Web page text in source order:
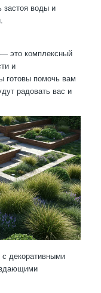
застоя воды и
это комплексный
и
готовы помочь вам
радовать вас и
декоративными